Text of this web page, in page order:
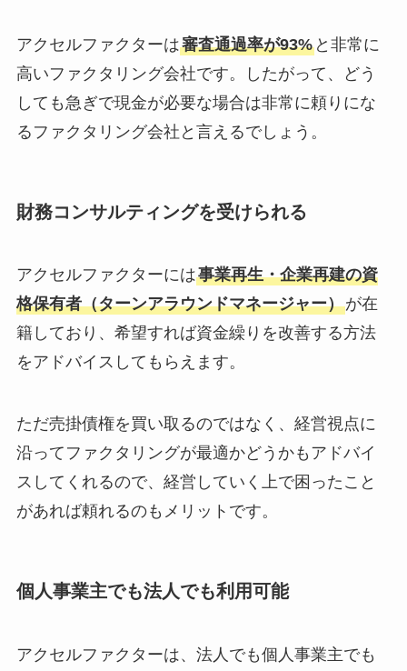
アクセルファクターは審査通過率が93%と非常に
高いファクタリング会社です。したがって、どう
しても急ぎで現金が必要な場合は非常に頼りにな
るファクタリング会社と言えるでしょう。
財務コンサルティングを受けられる
アクセルファクターには事業再生・企業再建の資
格保有者（ターンアラウンドマネージャー）が在
籍しており、希望すれば資金繰りを改善する方法
をアドバイスしてもらえます。
ただ売掛債権を買い取るのではなく、経営視点に
沿ってファクタリングが最適かどうかもアドバイ
スしてくれるので、経営していく上で困ったこと
があれば頼れるのもメリットです。
個人事業主でも法人でも利用可能
アクセルファクターは、法人でも個人事業主でも